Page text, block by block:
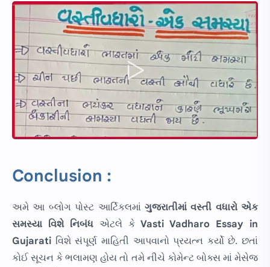
Conclusion :
અમે આ બ્લોગ પોસ્ટ આર્ટિકલમાં ગુજરાતીમાં વસ્તી વધારો એક
સમસ્યા વિશે નિબંધ એટલે કેVasti Vadharo Essay in
Gujarati વિશે સંપૂર્ણ માહિતી આપવાનો પ્રયત્ન કર્યો છે. છતાં
કોઈ સૂચન કે ભલામણ હોય તો તમે નીચે કોમેન્ટ બોક્સ માં મેસેજ